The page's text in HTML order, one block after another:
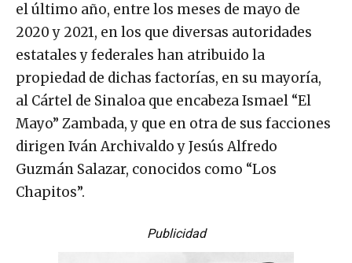
el último año, entre los meses de mayo de
2020 y 2021, en los que diversas autoridades
estatales y federales han atribuido la
propiedad de dichas factorías, en su mayoría,
al Cártel de Sinaloa que encabeza Ismael “El
Mayo” Zambada, y que en otra de sus facciones
dirigen Iván Archivaldo y Jesús Alfredo
Guzmán Salazar, conocidos como “Los
Chapitos”.
Publicidad